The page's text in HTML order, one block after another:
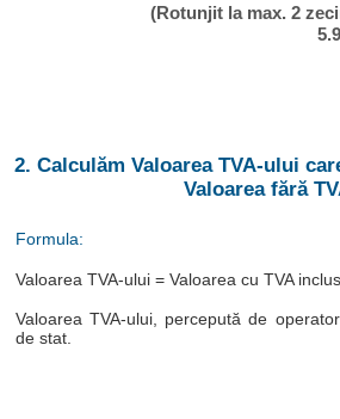
(Rotunjit la max. 2
2. Calculăm Valoarea TVA-ului
Valoarea fără
Formula:
Valoarea TVA-ului = Valoarea cu TVA
Valoarea TVA-ului, percepută de
de stat.